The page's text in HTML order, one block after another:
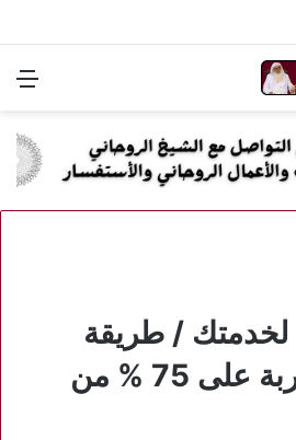
لخدمتك / طريقة
مضمونة و مجربة على 75 % من